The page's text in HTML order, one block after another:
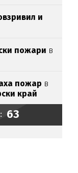
и
пожари в
пожар в
край
63